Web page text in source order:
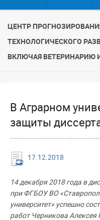
ЦЕНТР
ТЕХНОЛОГИЧЕСКОГО
ВКЛЮЧАЯ ВЕТЕРИНАРИЮ
В Аграрном
защиты
17.12.2018
14 декабря 2018 года в
при ФГБОУ ВО
университет» успешно
работ Черникова